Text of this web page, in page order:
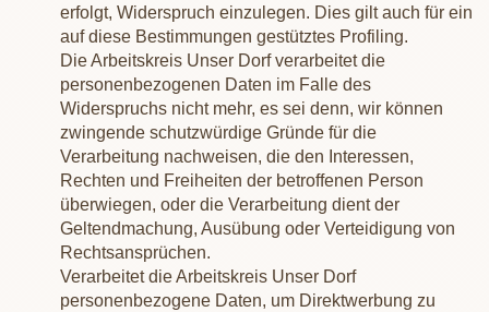
erfolgt, Widerspruch einzulegen. Dies gilt auch für ein
auf diese Bestimmungen gestütztes Profiling.
Die Arbeitskreis Unser Dorf verarbeitet die
personenbezogenen Daten im Falle des
Widerspruchs nicht mehr, es sei denn, wir können
zwingende schutzwürdige Gründe für die
Verarbeitung nachweisen, die den Interessen,
Rechten und Freiheiten der betroffenen Person
überwiegen, oder die Verarbeitung dient der
Geltendmachung, Ausübung oder Verteidigung von
Rechtsansprüchen.
Verarbeitet die Arbeitskreis Unser Dorf
personenbezogene Daten, um Direktwerbung zu